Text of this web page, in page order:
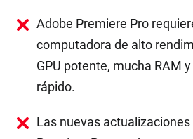
Adobe Premiere Pro
computadora de alto
GPU potente, mucha RAM
rápido.
Las nuevas actualizaciones